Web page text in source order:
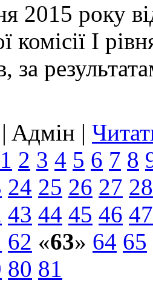
2015 року
комісії І
за
Aдмін |
1 2 3 4 5 6 7 8
24 25 26 27 28
43 44 45 46 47
62 «63» 64 65
80 81